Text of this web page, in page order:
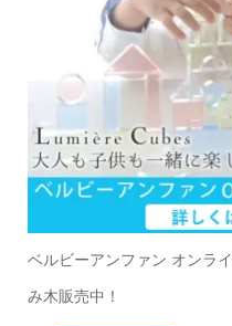
ベルビーアンファン オンラ
み木販売中！